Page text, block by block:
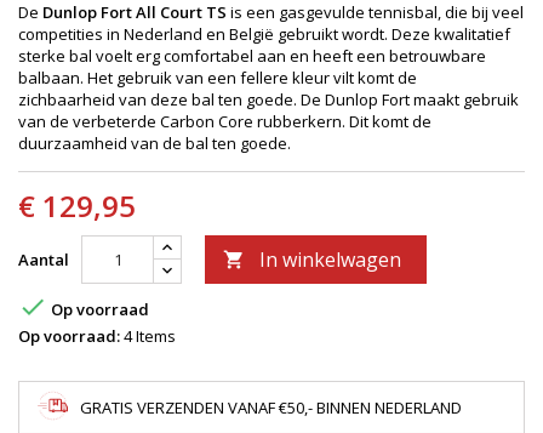
De Dunlop Fort All Court TS is een gasgevulde tennisbal, die bij veel
competities in Nederland en België gebruikt wordt. Deze kwalitatief
sterke bal voelt erg comfortabel aan en heeft een betrouwbare
balbaan. Het gebruik van een fellere kleur vilt komt de
zichbaarheid van deze bal ten goede. De Dunlop Fort maakt gebruik
van de verbeterde Carbon Core rubberkern. Dit komt de
duurzaamheid van de bal ten goede.
€ 129,95
Aantal  In winkelwagen
 Op voorraad
Op voorraad:4 Items
GRATIS VERZENDEN VANAF €50,- BINNEN NEDERLAND